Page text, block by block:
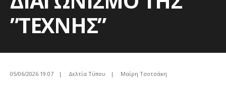
”ΤΕΧΝΗΣ”
05/06/2026 19:07 | Δελτία Τύπου | Μαίρη Τσοτσάκη